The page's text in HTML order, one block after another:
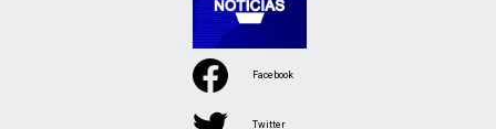
Facebook
Twitter